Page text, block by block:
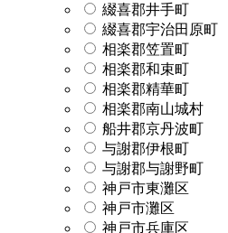
綴喜郡井手町
綴喜郡宇治田原町
相楽郡笠置町
相楽郡和束町
相楽郡精華町
相楽郡南山城村
船井郡京丹波町
与謝郡伊根町
与謝郡与謝野町
神戸市東灘区
神戸市灘区
神戸市兵庫区